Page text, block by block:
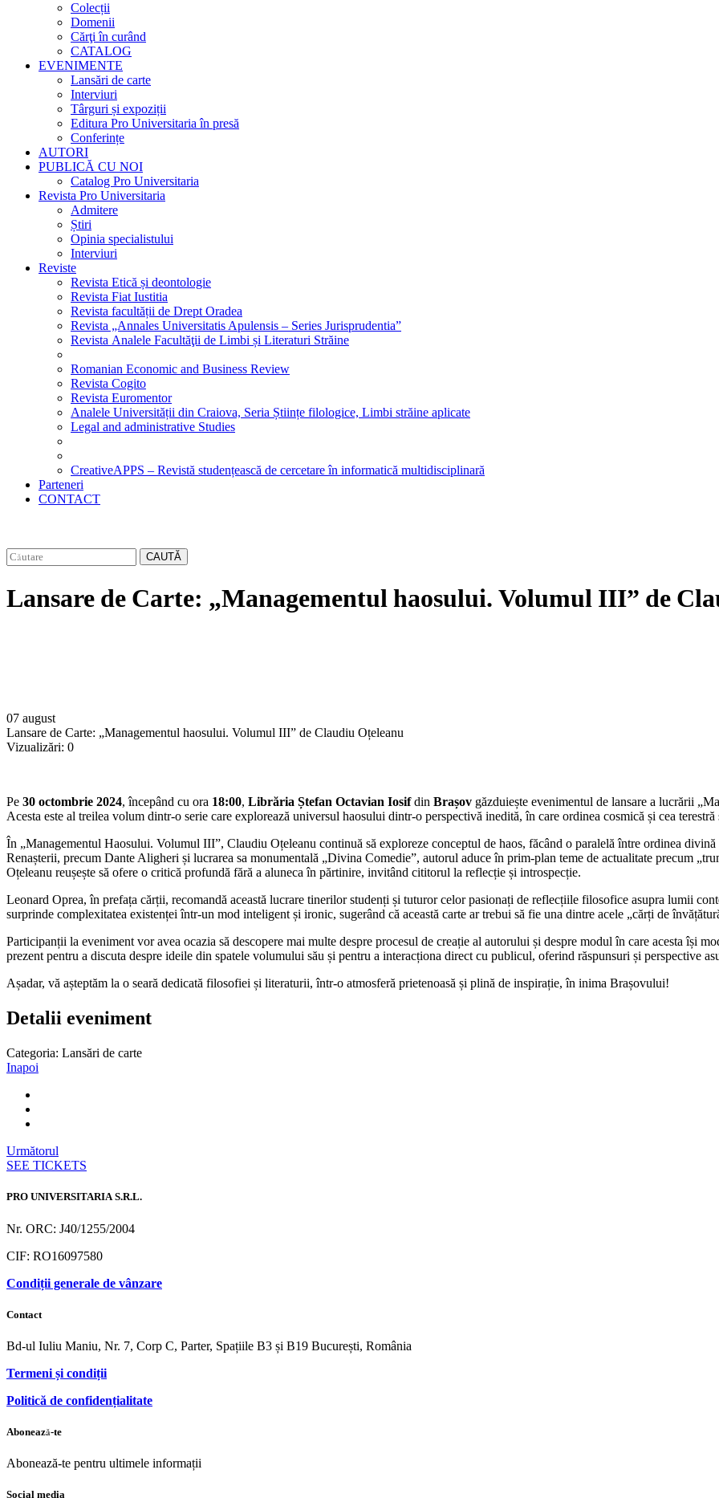
Colecții
Domenii
Cărţi în curând
CATALOG
EVENIMENTE
Lansări de carte
Interviuri
Târguri și expoziții
Editura Pro Universitaria în presă
Conferințe
AUTORI
PUBLICĂ CU NOI
Catalog Pro Universitaria
Revista Pro Universitaria
Admitere
Știri
Opinia specialistului
Interviuri
Reviste
Revista Etică și deontologie
Revista Fiat Iustitia
Revista facultății de Drept Oradea
Revista „Annales Universitatis Apulensis – Series Jurisprudentia”
Revista Analele Facultăţii de Limbi și Literaturi Străine
Romanian Economic and Business Review
Revista Cogito
Revista Euromentor
Analele Universității din Craiova, Seria Științe filologice, Limbi străine aplicate
Legal and administrative Studies
CreativeAPPS – Revistă studențească de cercetare în informatică multidisciplinară
Parteneri
CONTACT
CAUTĂ
Lansare de Carte: „Managementul haosului. Volumul III” de
07 august
Lansare de Carte: „Managementul haosului. Volumul III” de Claudiu Oțeleanu
Vizualizări: 0
Pe 30 octombrie 2024, începând cu ora 18:00, Librăria Ștefan Octavian Iosifdin Brașov găzduiește evenimentul de lansare a lucrării
Acesta este al treilea volum dintr-o serie care explorează universul haosului dintr-o perspectivă inedită, în care ordinea cosmică și cea
În „Managementul Haosului. Volumul III”, Claudiu Oțeleanu continuă să exploreze conceptul de haos, făcând o paralelă între ordinea
Renașterii, precum Dante Aligheri și lucrarea sa monumentală „Divina Comedie”, autorul aduce în prim-plan teme de actualitate precum
Oțeleanu reușește să ofere o critică profundă fără a aluneca în părtinire, invitând cititorul la reflecție și introspecție.
Leonard Oprea, în prefața cărții, recomandă această lucrare tinerilor studenți și tuturor celor pasionați de reflecțiile filosofice asupra lumii
surprinde complexitatea existenței într-un mod inteligent și ironic, sugerând că această carte ar trebui să fie una dintre acele „cărți de
Participanții la eveniment vor avea ocazia să descopere mai multe despre procesul de creație al autorului și despre modul în care acesta își
prezent pentru a discuta despre ideile din spatele volumului său și pentru a interacționa direct cu publicul, oferind răspunsuri și perspective
Așadar, vă așteptăm la o seară dedicată filosofiei și literaturii, într-o atmosferă prietenoasă și plină de inspirație, în inima Brașovului!
Detalii eveniment
Categoria: Lansări de carte
Inapoi
Următorul
SEE TICKETS
PRO UNIVERSITARIA S.R.L.
Nr. ORC: J40/1255/2004
CIF: RO16097580
Condiții generale de vânzare
Contact
Bd-ul Iuliu Maniu, Nr. 7, Corp C, Parter, Spațiile B3 și B19 București, România
Termeni și condiții
Politică de confidențialitate
Abonează-te
Abonează-te pentru ultimele informații
Social media